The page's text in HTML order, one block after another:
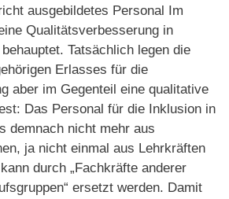
ausgebildetes Personal Im
Qualitätsverbesserung in
Tatsächlich legen die
Erlasses für die
aber im Gegenteil eine qualitative
Das Personal für die Inklusion in
demnach nicht mehr aus
ja nicht einmal aus Lehrkräften
durch „Fachkräfte anderer
ersetzt werden. Damit